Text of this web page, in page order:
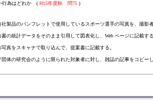
行為はどれか ( H15年度秋 問75 )
社製品のパンフレットで使用しているスポーツ選手の写真を、撮
書の統計データをそのまま引用して図表化し、Web ページに記載す
写真をスキャナで取り込んで、提案書に記載する。
団体の研究会のように限られた対象者に対し、雑誌の記事をコピー